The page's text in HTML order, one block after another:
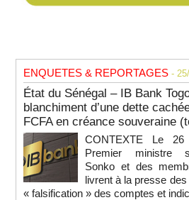
ENQUETES & REPORTAGES -
État du Sénégal – IB Bank
blanchiment d’une dette
FCFA en créance souveraine
CONTEXTE Le
Premier ministre
Sonko et des
livrent à la presse
« falsification » des comptes et